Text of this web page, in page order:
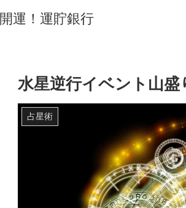
開運！運貯銀行
水星逆行イベント山盛
占星術